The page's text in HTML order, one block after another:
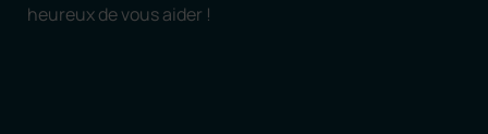
heureux de vous aider !